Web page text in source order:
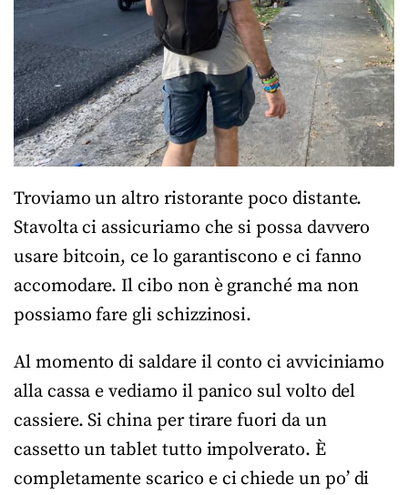
Troviamo un altro ristorante poco distante.
Stavolta ci assicuriamo che si possa davvero
usare bitcoin, ce lo garantiscono e ci fanno
accomodare. Il cibo non è granché ma non
possiamo fare gli schizzinosi.
Al momento di saldare il conto ci avviciniamo
alla cassa e vediamo il panico sul volto del
cassiere. Si china per tirare fuori da un
cassetto un tablet tutto impolverato. È
completamente scarico e ci chiede un po’ di